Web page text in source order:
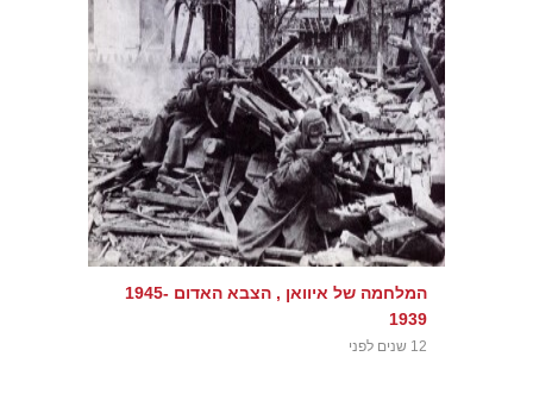
המלחמה של איוואן , הצבא האדום 1945-
1939
12 שנים לפני